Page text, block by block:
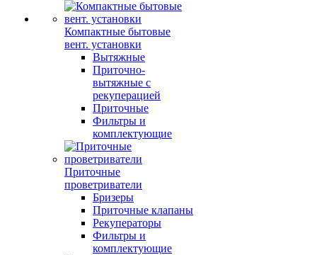
Компактные бытовые
вент. установки
Вытяжные
Приточно-
вытяжные с
рекуперацией
Приточные
Фильтры и
комплектующие
Приточные
проветриватели
Бризеры
Приточные клапаны
Рекуператоры
Фильтры и
комплектующие